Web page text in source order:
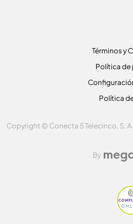
Términos y
Política de
Política
Copyright © Conecta 5 Telecinco, S.
By